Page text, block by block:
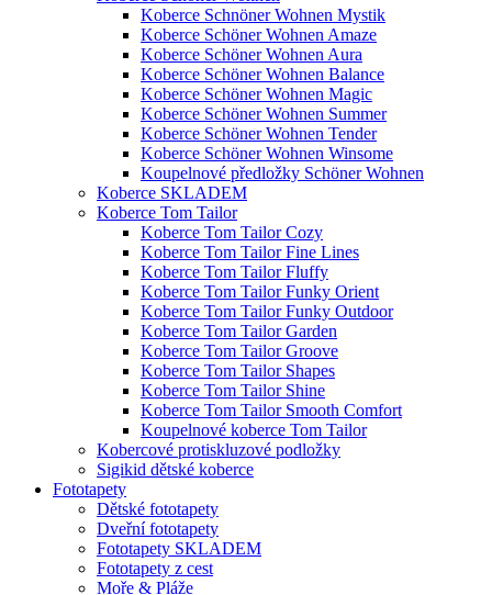
Koberce Schnöner Wohnen Mystik
Koberce Schöner Wohnen Amaze
Koberce Schöner Wohnen Aura
Koberce Schöner Wohnen Balance
Koberce Schöner Wohnen Magic
Koberce Schöner Wohnen Summer
Koberce Schöner Wohnen Tender
Koberce Schöner Wohnen Winsome
Koupelnové předložky Schöner Wohnen
Koberce SKLADEM
Koberce Tom Tailor
Koberce Tom Tailor Cozy
Koberce Tom Tailor Fine Lines
Koberce Tom Tailor Fluffy
Koberce Tom Tailor Funky Orient
Koberce Tom Tailor Funky Outdoor
Koberce Tom Tailor Garden
Koberce Tom Tailor Groove
Koberce Tom Tailor Shapes
Koberce Tom Tailor Shine
Koberce Tom Tailor Smooth Comfort
Koupelnové koberce Tom Tailor
Kobercové protiskluzové podložky
Sigikid dětské koberce
Fototapety
Dětské fototapety
Dveřní fototapety
Fototapety SKLADEM
Fototapety z cest
Moře & Pláže